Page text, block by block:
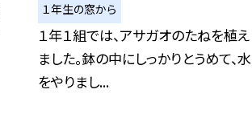
１年生の窓から
１年１組では、アサガオのたねを植え
ました。鉢の中にしっかりとうめて、水
をやりまし...